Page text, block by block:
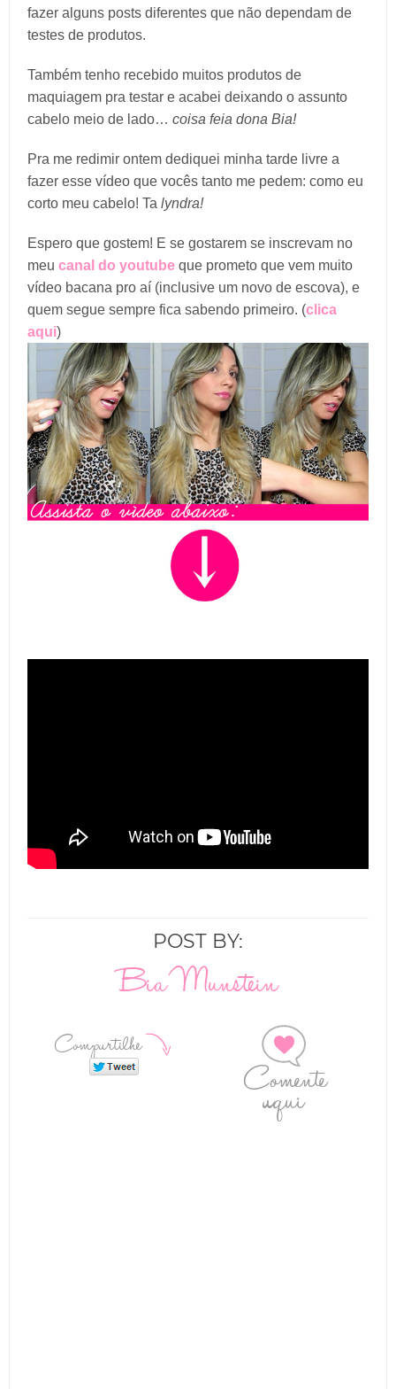
fazer alguns posts diferentes que não dependam de
testes de produtos.
Também tenho recebido muitos produtos de
maquiagem pra testar e acabei deixando o assunto
cabelo meio de lado… coisa feia dona Bia!
Pra me redimir ontem dediquei minha tarde livre a
fazer esse vídeo que vocês tanto me pedem: como eu
corto meu cabelo! Ta lyndra!
Espero que gostem! E se gostarem se inscrevam no
meu canal do youtube que prometo que vem muito
vídeo bacana pro aí (inclusive um novo de escova), e
quem segue sempre fica sabendo primeiro. (clica
aqui)
POST BY:
Bia Munstein
Compartilhe
Comente
aqui